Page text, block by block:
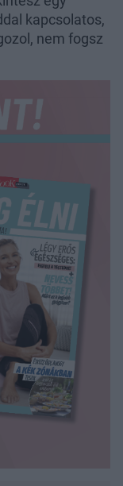
kapcsolatos,
nem fogsz